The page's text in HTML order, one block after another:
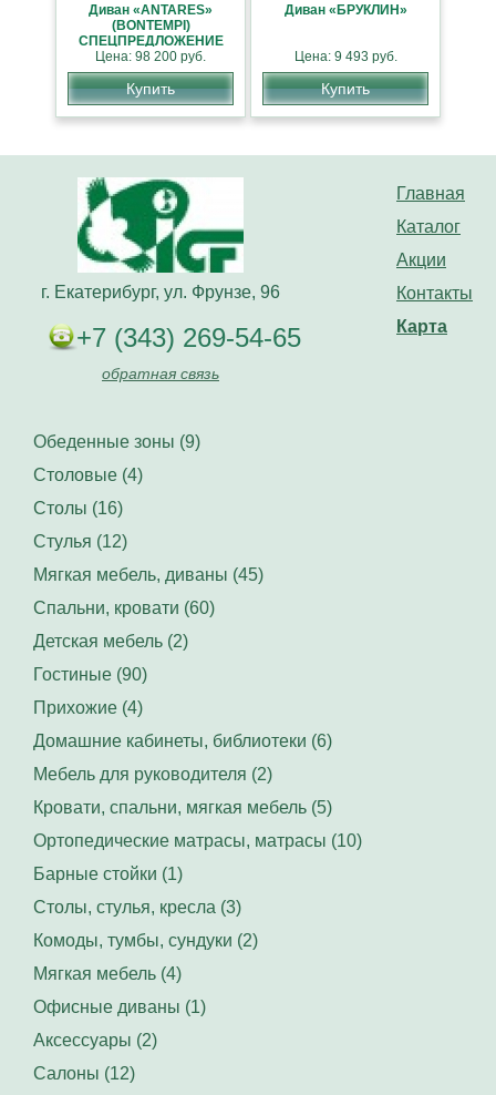
Диван «ANTARES»
(BONTEMPI)
СПЕЦПРЕДЛОЖЕНИЕ
Цена: 98 200 руб.
Купить
Диван «БРУКЛИН»
Цена: 9 493 руб.
Купить
Главная
Каталог
Акции
Контакты
Карта
г. Екатерибург, ул. Фрунзе, 96
+7 (343) 269-54-65
обратная связь
Обеденные зоны (9)
Столовые (4)
Столы (16)
Стулья (12)
Мягкая мебель, диваны (45)
Спальни, кровати (60)
Детская мебель (2)
Гостиные (90)
Прихожие (4)
Домашние кабинеты, библиотеки (6)
Мебель для руководителя (2)
Кровати, спальни, мягкая мебель (5)
Ортопедические матрасы, матрасы (10)
Барные стойки (1)
Столы, стулья, кресла (3)
Комоды, тумбы, сундуки (2)
Мягкая мебель (4)
Офисные диваны (1)
Аксессуары (2)
Салоны (12)